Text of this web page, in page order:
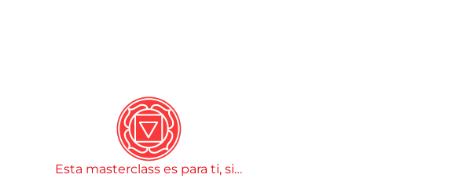
Esta masterclass es para ti, si…